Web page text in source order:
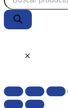
de
productos